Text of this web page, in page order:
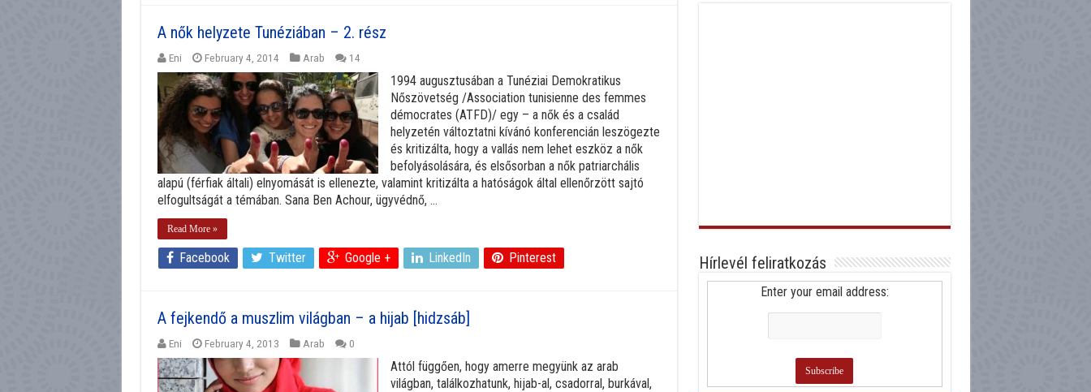
A nők helyzete Tunéziában – 2. rész
Eni February 4, 2014 Arab 14
1994 augusztusában a Tunéziai Demokratikus
Nőszövetség /Association tunisienne des femmes
démocrates (ATFD)/ egy – a nők és a család
helyzetén változtatni kívánó konferencián leszögezte
és kritizálta, hogy a vallás nem lehet eszköz a nők
befolyásolására, és elsősorban a nők patriarchális
alapú (férfiak általi) elnyomását is ellenezte, valamint kritizálta a hatóságok által ellenőrzött sajtó
elfogultságát a témában. Sana Ben Achour, ügyvédnő, ...
Read More »
Facebook Twitter Google + LinkedIn Pinterest
A fejkendő a muszlim világban – a hijab [hidzsáb]
Eni February 4, 2013 Arab 0
Attól függően, hogy amerre megyünk az arab
világban, találkozhatunk, hijab-al, csadorral, burkával,
Hírlevél feliratkozás
Enter your email address: